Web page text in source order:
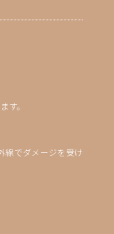
す。
線でダメージを受け